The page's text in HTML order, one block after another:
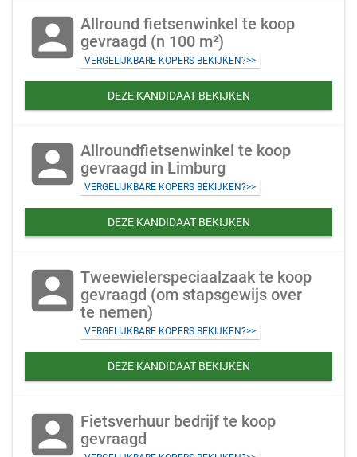
account_box Allround fietsenwinkel te koop
gevraagd (n 100 m²)
VERGELIJKBARE KOPERS BEKIJKEN?>>
DEZE KANDIDAAT BEKIJKEN
account_box Allroundfietsenwinkel te koop
gevraagd in Limburg
VERGELIJKBARE KOPERS BEKIJKEN?>>
DEZE KANDIDAAT BEKIJKEN
account_box Tweewielerspeciaalzaak te koop
gevraagd (om stapsgewijs over
te nemen)
VERGELIJKBARE KOPERS BEKIJKEN?>>
DEZE KANDIDAAT BEKIJKEN
account_box Fietsverhuur bedrijf te koop
gevraagd